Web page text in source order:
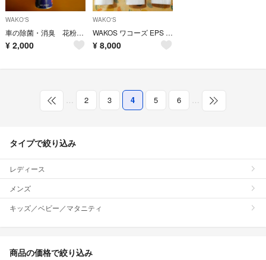
WAKO'S
車の除菌・消臭 花粉対策 エアーキャタライザーミスト
¥ 2,000
WAKO'S
WAKOS ワコーズ EPS エンジンパワーシールド ラジエーター 3個セット
¥ 8,000
2 3 4 5 6
タイプで絞り込み
レディース
メンズ
キッズ／ベビー／マタニティ
商品の価格で絞り込み